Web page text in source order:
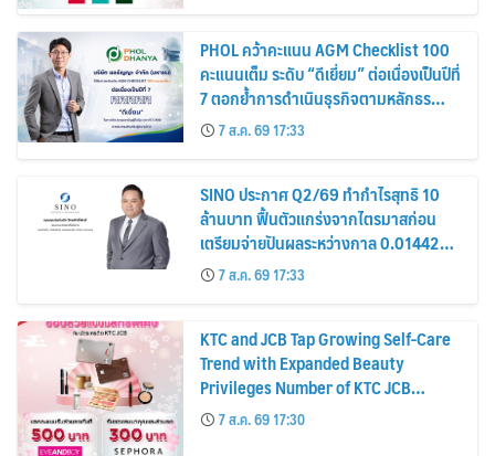
PHOL คว้าคะแนน AGM Checklist 100
คะแนนเต็ม ระดับ “ดีเยี่ยม” ต่อเนื่องเป็นปีที่
7 ตอกย้ำการดำเนินธุรกิจตามหลักธร
รมาภิบาล โปร่งใส สร้างความเชื่อมั่นผู้ถือ
หุ้น
7 ส.ค. 69 17:33
SINO ประกาศ Q2/69 ทำกำไรสุทธิ 10
ล้านบาท ฟื้นตัวแกร่งจากไตรมาสก่อน
เตรียมจ่ายปันผลระหว่างกาล 0.014423
บาทต่อหุ้น ครึ่งปีหลังมุ่งเติบโตต่อเนื่อง
7 ส.ค. 69 17:33
KTC and JCB Tap Growing Self-Care
Trend with Expanded Beauty
Privileges Number of KTC JCB
Cardmembers Spending on
Cosmetics Rises 26%
7 ส.ค. 69 17:30